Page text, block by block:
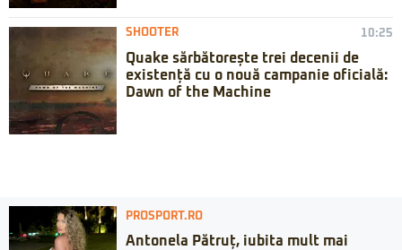
SHOOTER 10:25
Quake sărbătorește trei decenii de
existență cu o nouă campanie oficială:
Dawn of the Machine
PROSPORT.RO
Antonela Pătruț, iubita mult mai